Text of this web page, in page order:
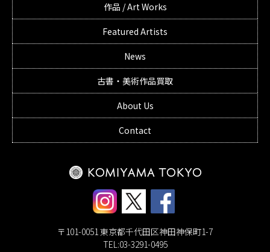
作品 / Art Works
Featured Artists
News
古書・美術作品買取
About Us
Contact
〒101-0051 東京都千代田区神田神保町1-7
TEL:03-3291-0495